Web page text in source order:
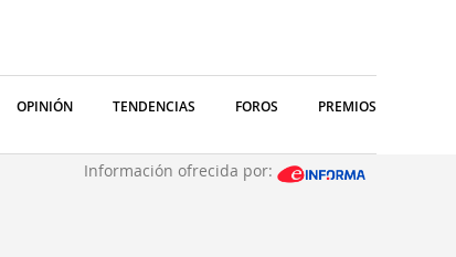
OPINIÓN TENDENCIAS FOROS PREMIOS
Información ofrecida por: